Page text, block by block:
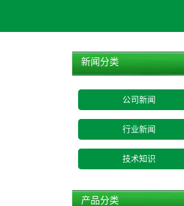
新闻分类
公司新闻
行业新闻
技术知识
产品分类